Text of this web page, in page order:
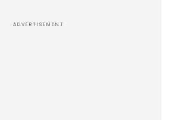
ADVERTISEMENT